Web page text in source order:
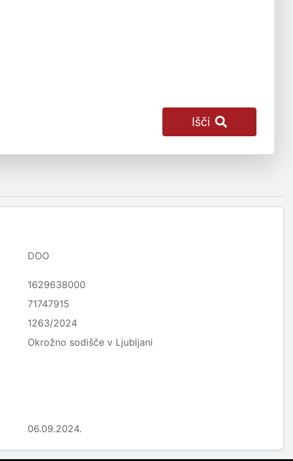
Išči
DOO
1629638000
71747915
1263/2024
Okrožno sodišče v Ljubljani
06.09.2024.